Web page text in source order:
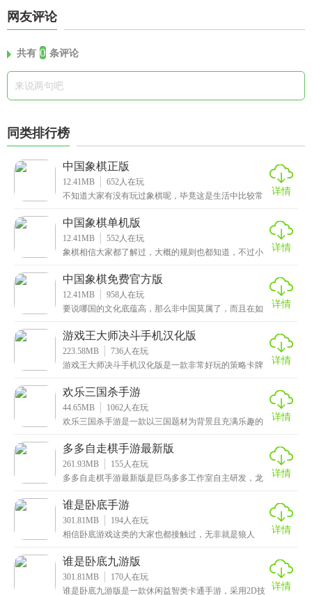
网友评论
共有 0 条评论
同类排行榜
中国象棋正版
12.41MB 652人在玩
不知道大家有没有玩过象棋呢，毕竟这是生活中比较常
不过
详情
中国象棋单机版
12.41MB 552人在玩
象棋相信大家都了解过，大概的规则也都知道，不过小
简单
详情
中国象棋免费官方版
12.41MB 958人在玩
要说哪国的文化底蕴高，那么非中国莫属了，而且在如
中小
详情
游戏王大师决斗手机汉化版
223.58MB 736人在玩
游戏王大师决斗手机汉化版是一款非常好玩的策略卡牌
款游
详情
欢乐三国杀手游
44.65MB 1062人在玩
欢乐三国杀手游是一款以三国题材为背景且充满乐趣的
画风
详情
多多自走棋手游最新版
261.93MB 155人在玩
多多自走棋手游最新版是巨鸟多多工作室自主研发，龙
类手
详情
谁是卧底手游
301.81MB 194人在玩
相信卧底游戏这类的大家也都接触过，无非就是狼人
到了手
详情
谁是卧底九游版
301.81MB 170人在玩
谁是卧底九游版是一款休闲益智类卡通手游，采用2D技
详情